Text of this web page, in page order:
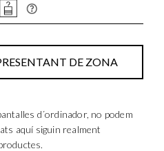
DE ZONA
d´ordinador, no podem
aquí siguin realment